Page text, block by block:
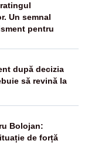
Un semnal
pentru
după decizia
să revină la
Bolojan:
de forță